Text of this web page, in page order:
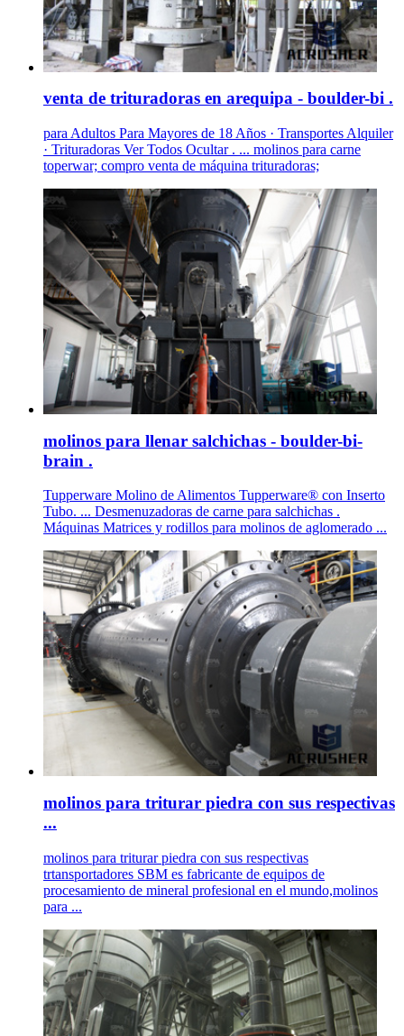
venta de trituradoras en arequipa - boulder-bi .
para Adultos Para Mayores de 18 Años · Transportes Alquiler
· Trituradoras Ver Todos Ocultar . ... molinos para carne
toperwar; compro venta de máquina trituradoras;
molinos para llenar salchichas - boulder-bi-
brain .
Tupperware Molino de Alimentos Tupperware® con Inserto
Tubo. ... Desmenuzadoras de carne para salchichas .
Máquinas Matrices y rodillos para molinos de aglomerado ...
molinos para triturar piedra con sus respectivas
...
molinos para triturar piedra con sus respectivas
trtansportadores SBM es fabricante de equipos de
procesamiento de mineral profesional en el mundo,molinos
para ...